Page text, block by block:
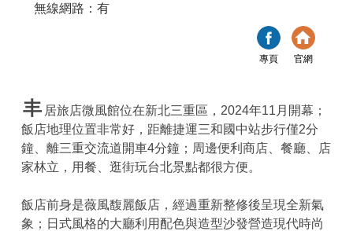
無線網路：有
專頁 官網
丰 居旅店微風館位在新北三重區，2024年11月開幕；
飯店地理位置非常好，距離捷運三和國中站步行僅2分
鐘、離三重交流道開車4分鐘；周邊便利商店、餐廳、店
家林立，用餐、逛街玩台北景點都很方便。
飯店前身是薇風馥麗飯店，經過重新整修後呈現全新氣
象；日式風格的大廳利用配色與造型沙發營造現代時尚